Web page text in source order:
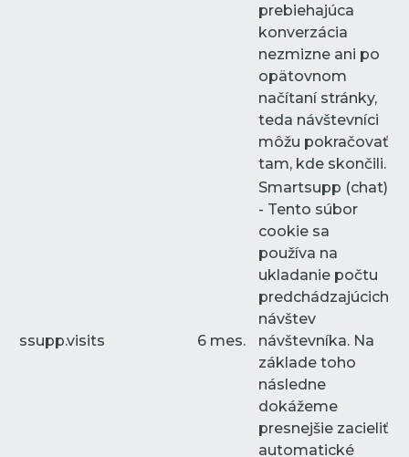
prebiehajúca
konverzácia
nezmizne ani po
opätovnom
načítaní stránky,
teda návštevníci
môžu pokračovať
tam, kde skončili.
ssupp.visits 6 mes.
Smartsupp (chat)
- Tento súbor
cookie sa
používa na
ukladanie počtu
predchádzajúcich
návštev
návštevníka. Na
základe toho
následne
dokážeme
presnejšie zacieliť
automatické